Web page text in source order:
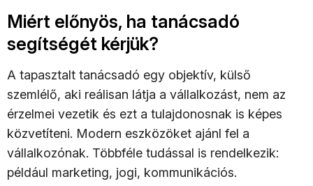
Miért előnyös, ha tanácsadó
segítségét kérjük?
A tapasztalt tanácsadó egy objektív, külső
szemlélő, aki reálisan látja a vállalkozást, nem az
érzelmei vezetik és ezt a tulajdonosnak is képes
közvetíteni. Modern eszközöket ajánl fel a
vállalkozónak. Többféle tudással is rendelkezik:
például marketing, jogi, kommunikációs.